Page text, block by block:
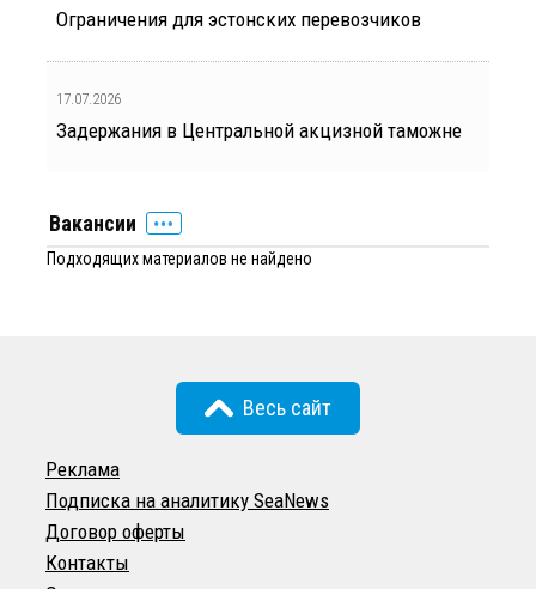
Ограничения для эстонских перевозчиков
17.07.2026
Задержания в Центральной акцизной таможне
Вакансии
Подходящих материалов не найдено
Весь сайт
Реклама
Подписка на аналитику SeaNews
Договор оферты
Контакты